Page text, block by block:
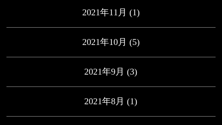
2021年11月 (1)
2021年10月 (5)
2021年9月 (3)
2021年8月 (1)